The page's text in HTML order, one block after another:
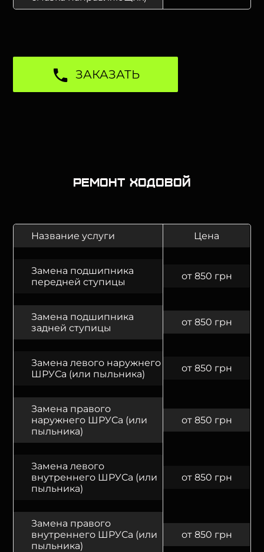
ЗАКАЗАТЬ
Ремонт ходовой
Название услуги Цена
Замена подшипника
передней ступицы
от 850 грн
Замена подшипника
задней ступицы
от 850 грн
Замена левого наружнего
ШРУСа (или пыльника)
от 850 грн
Замена правого
наружнего ШРУСа (или
пыльника)
от 850 грн
Замена левого
внутреннего ШРУСа (или
пыльника)
от 850 грн
Замена правого
внутреннего ШРУСа (или
пыльника)
от 850 грн